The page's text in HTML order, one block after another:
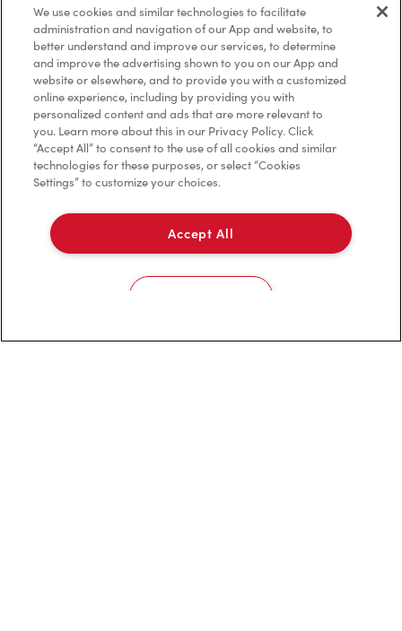
Carrières
Rejoins notre équipe
Explore les postes disponibles
Communauté
Pose un geste qui compte vraiment
En savoir plus
Trouver un restaurant Tim Hortons
Nous avons hâte de vous servir
Localisateur de restaurant
We use cookies and similar technologies to facilitate
administration and navigation of our App and website, to
better understand and improve our services, to determine
and improve the advertising shown to you on our App and
website or elsewhere, and to provide you with a customized
online experience, including by providing you with
personalized content and ads that are more relevant to
you. Learn more about this in our Privacy Policy. Click
“Accept All” to consent to the use of all cookies and similar
technologies for these purposes, or select “Cookies
Settings” to customize your choices.
Accept All